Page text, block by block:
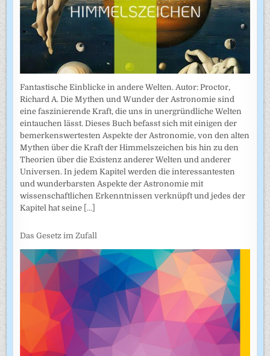
Fantastische Einblicke in andere Welten. Autor: Proctor,
Richard A. Die Mythen und Wunder der Astronomie sind
eine faszinierende Kraft, die uns in unergründliche Welten
eintauchen lässt. Dieses Buch befasst sich mit einigen der
bemerkenswertesten Aspekte der Astronomie, von den alten
Mythen über die Kraft der Himmelszeichen bis hin zu den
Theorien über die Existenz anderer Welten und anderer
Universen. In jedem Kapitel werden die interessantesten
und wunderbarsten Aspekte der Astronomie mit
wissenschaftlichen Erkenntnissen verknüpft und jedes der
Kapitel hat seine [...]
Das Gesetz im Zufall